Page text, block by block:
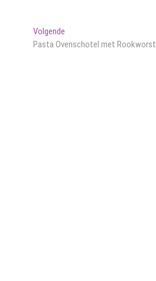
Volgende
bericht:
Pasta Ovenschotel met Rookworst